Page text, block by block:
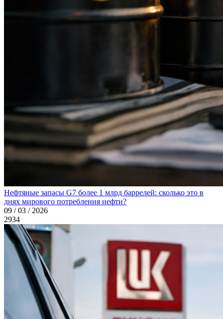
Нефтяные запасы G7 более 1 млрд баррелей: сколько это в
днях мирового потребления нефти?
09 / 03 / 2026
2934